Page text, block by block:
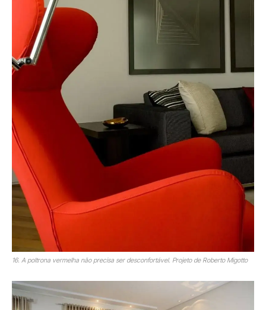
16. A poltrona vermelha não precisa ser desconfortável. Projeto de Roberto Migotto